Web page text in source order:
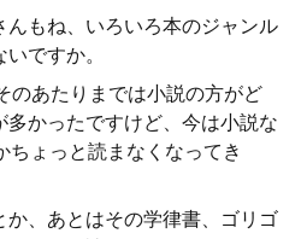
んもね、いろいろ本のジャンル
ですか。
のあたりまでは小説の方がど
かったですけど、今は小説な
ちょっと読まなくなってき
、あとはその学律書、ゴリゴ